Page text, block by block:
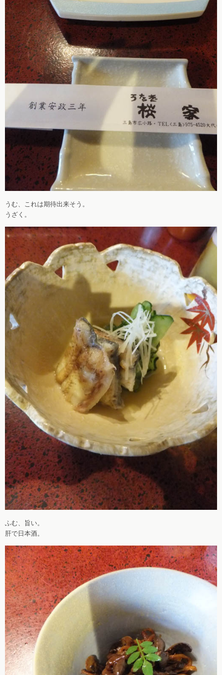
うむ、これは期待出来そう。
うざく。
ふむ、旨い。
肝で日本酒。